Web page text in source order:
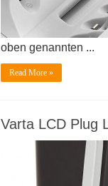
oben genannten ...
Read More »
Varta LCD Plug